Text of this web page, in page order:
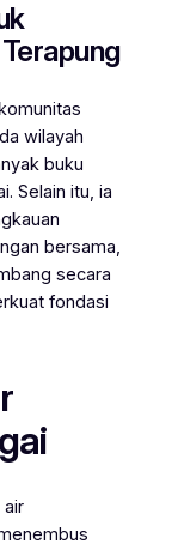
wilayah
buku
Selain itu, ia
bersama,
secara
fondasi
air